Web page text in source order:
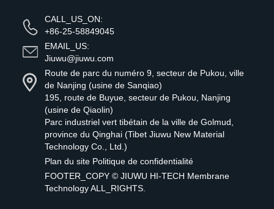
CALL_US_ON:
+86-25-58849045
EMAIL_US:
Jiuwu@jiuwu.com
Route de parc du numéro 9, secteur de Pukou, ville
de Nanjing (usine de Sanqiao)
195, route de Buyue, secteur de Pukou, Nanjing
(usine de Qiaolin)
Parc industriel vert tibétain de la ville de Golmud,
province du Qinghai (Tibet Jiuwu New Material
Technology Co., Ltd.)
Plan du site Politique de confidentialité
FOOTER_COPY © JIUWU HI-TECH Membrane
TechnologyALL_RIGHTS.